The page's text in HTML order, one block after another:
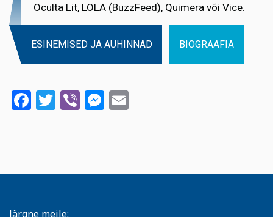
Oculta Lit, LOLA (BuzzFeed), Quimera või Vice.
ESINEMISED JA AUHINNAD BIOGRAAFIA
Facebook
Twitter
ViberMessenger
Järgne meile: